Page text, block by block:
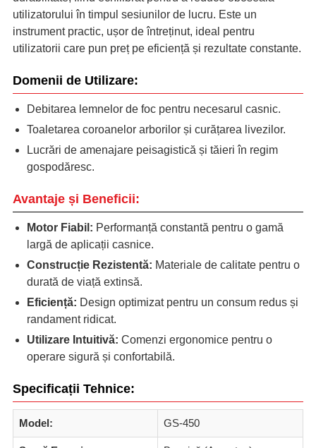
utilizatorului în timpul sesiunilor de lucru. Este un
instrument practic, ușor de întreținut, ideal pentru
utilizatorii care pun preț pe eficiență și rezultate constante.
Domenii de Utilizare:
Debitarea lemnelor de foc pentru necesarul casnic.
Toaletarea coroanelor arborilor și curățarea livezilor.
Lucrări de amenajare peisagistică și tăieri în regim
gospodăresc.
Avantaje și Beneficii:
Motor Fiabil: Performanță constantă pentru o gamă
largă de aplicații casnice.
Construcție Rezistentă: Materiale de calitate pentru o
durată de viață extinsă.
Eficiență: Design optimizat pentru un consum redus și
randament ridicat.
Utilizare Intuitivă: Comenzi ergonomice pentru o
operare sigură și confortabilă.
Specificații Tehnice:
Model: GS-450